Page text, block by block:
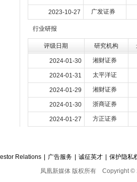
2023-10-27 广发证券
行业研报
评级日期 研究机构
2024-01-30 湘财证券
2024-01-31 太平洋证
2024-01-29 湘财证券
2024-01-30 浙商证券
2024-01-27 方正证券
Relations 广告服务 诚征英才
保护隐私
凤凰新媒体 版权所有 Copyright ©